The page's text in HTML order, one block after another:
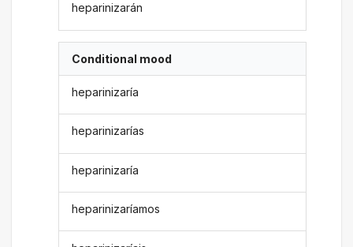
heparinizarán
Conditional mood
heparinizaría
heparinizarías
heparinizaría
heparinizaríamos